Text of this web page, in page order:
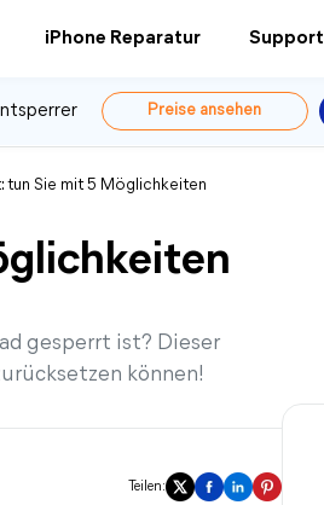
iPhone Reparatur Support
Preise ansehen
tun Sie mit 5 Möglichkeiten
gesperrt ist? Dieser
können!
Teilen: